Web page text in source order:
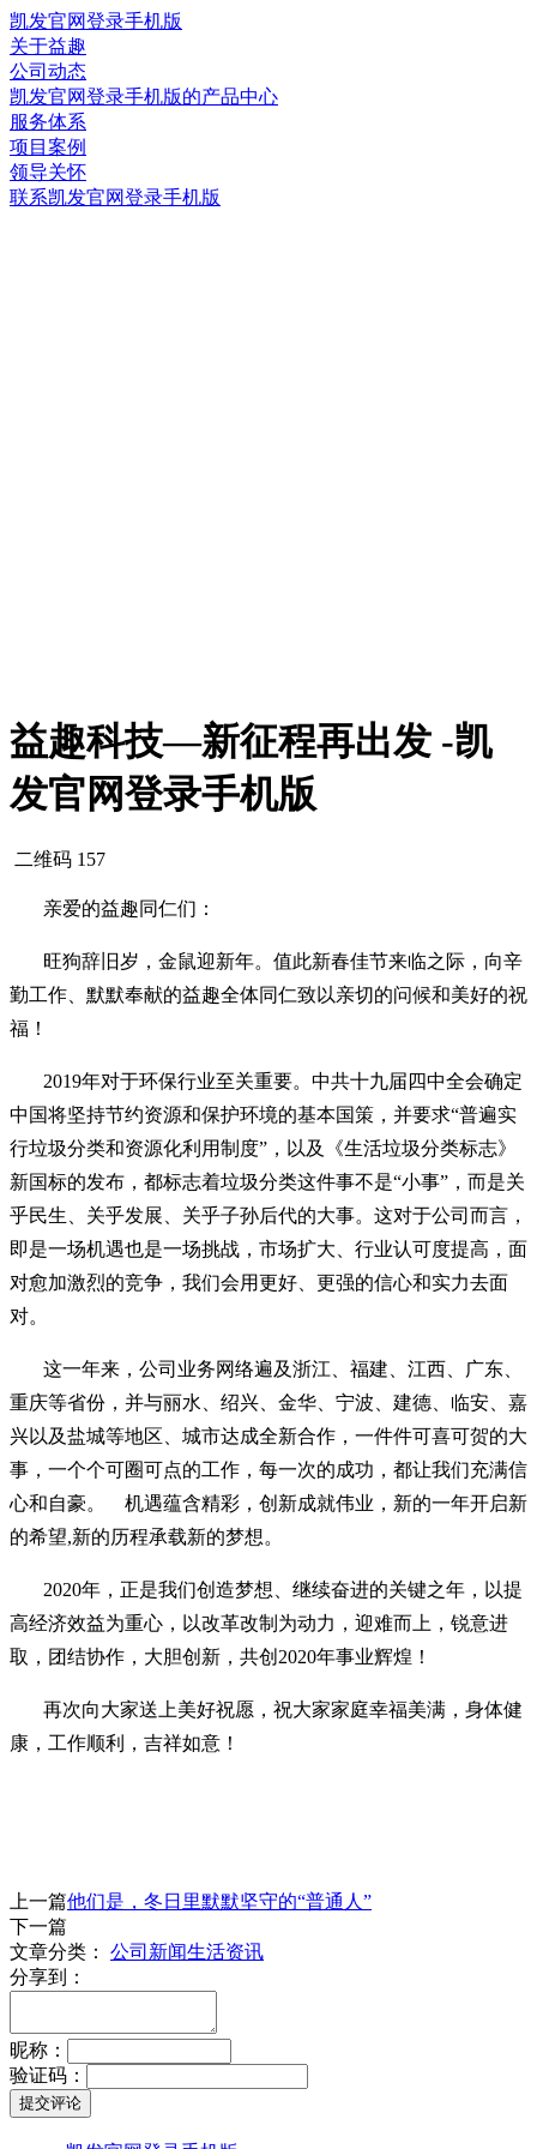
凯发官网登录手机版
关于益趣
公司动态
凯发官网登录手机版的产品中心
服务体系
项目案例
领导关怀
联系凯发官网登录手机版
益趣科技—新征程再出发 -凯
发官网登录手机版
二维码 157
亲爱的益趣同仁们 ：
旺狗辞旧岁，金鼠迎新年。值此新春佳节来临之际，向辛
勤工作、默默奉献的益趣全体同仁致以亲切的问候和美好的祝
福！
2019年对于环保行业至关重要。 中共十九届四中全会确定
中国将坚持节约资源和保护环境的基本国策，并要求“普遍实
行垃圾分类和资源化利用制度” ，以及
《生活垃圾分类标志》
新国标的发布，都标志着垃圾分类这件事不是“小事”，而是关
乎民生、关乎发展、关乎子孙后代的大事。这对于公司而言，
即是一场机遇也是一场挑战，市场扩大、行业认可度提高， 面
对愈加激烈的竞争 ， 我们会用更好、更强的信心和实力去面
对。
这一年来 ， 公司业务网络遍及浙江、福建、江西、广东、
重庆等省份 ，并与丽水、绍兴 金华、宁波、 建德
临安、嘉
兴以及盐城等地区 、城市达成全新合作 ， 一件件可喜可贺的大
事， 一个个可圈可点的工作， 每一次的成功，都让我们充满信
心和自豪。
机遇蕴含精彩，创新成就伟业，新的一年开启新
的希望,新的历程承载新的梦想。
2020年，正是我们创造梦想、继续奋进的关键之年，以提
高经济效益为重心，以改革改制为动力，迎难而上，锐意进
取，团结协作，大胆创新，共创2020年事业辉煌！
再次向大家送上美好祝愿，祝大家家庭幸福美满，身体健
康，工作顺利，吉祥如意！
上一篇他们是，冬日里默默坚守的“普通人”
下一篇
文章分类：
公司新闻生活资讯
分享到：
昵称：
验证码：